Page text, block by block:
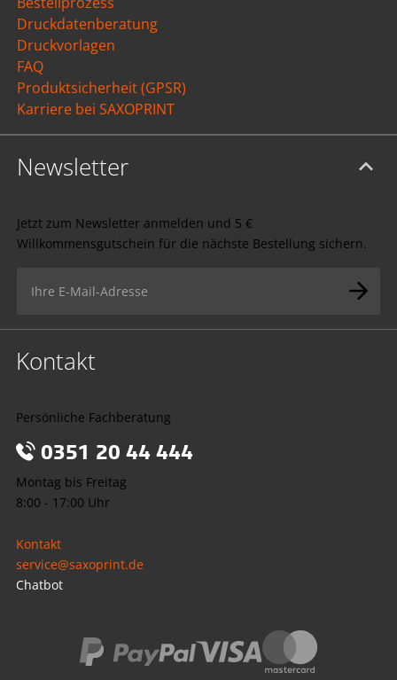
Druckdatenberatung
Druckvorlagen
FAQ
Produktsicherheit (GPSR)
Karriere bei SAXOPRINT
Newsletter
Jetzt zum Newsletter anmelden und 5 €
Willkommensgutschein für die nächste Bestellung sichern.
Kontakt
Persönliche Fachberatung
0351 20 44 444
Montag bis Freitag
8:00 - 17:00 Uhr
Kontakt
service@saxoprint.de
Chatbot